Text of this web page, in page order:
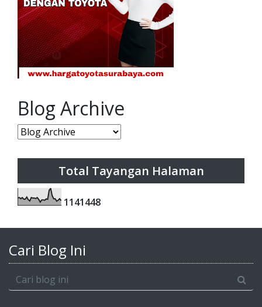
Blog Archive
Total Tayangan Halaman
1141448
Cari Blog Ini